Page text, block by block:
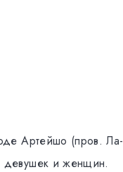
Артейшо (пров. Ла-
девушек и женщин.